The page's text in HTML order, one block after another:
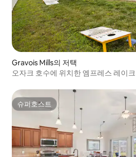
Gravois Mills의 저택
오자크 호수에 위치한 엠프레스 레이
슈퍼호스트
슈퍼호스트